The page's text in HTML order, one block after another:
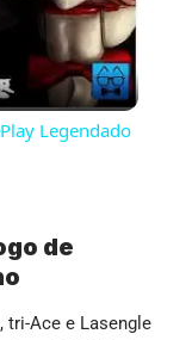
Legendado
de
, tri-Ace e Lasengle